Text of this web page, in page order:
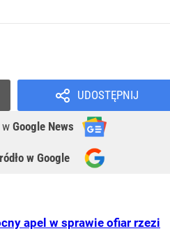
UDOSTĘPNIJ
w Google News
w Google
apel w sprawie ofiar rzezi